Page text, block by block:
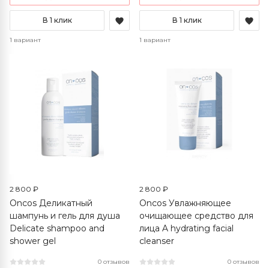
В 1 клик
1 вариант
В 1 клик
1 вариант
2 800 ₽
Oncos Деликатный
шампунь и гель для душа
Delicate shampoo and
shower gel
0 отзывов
2 800 ₽
Oncos Увлажняющее
очищающее средство для
лица A hydrating facial
cleanser
0 отзывов